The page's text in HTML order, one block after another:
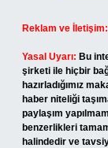
Reklam ve İletişim:
Yasal Uyarı: Bu
şirketi ile hiçbir
hazırladığımız
haber niteliği
paylaşım
benzerlikleri
halindedir ve